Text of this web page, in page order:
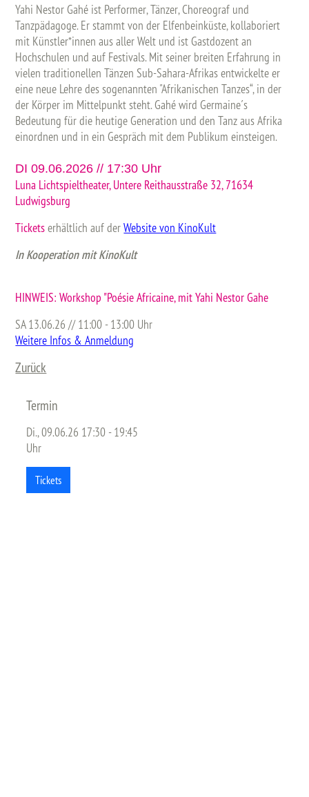
Yahi Nestor Gahé ist Performer, Tänzer, Choreograf und
Tanzpädagoge. Er stammt von der Elfenbeinküste, kollaboriert
mit Künstler*innen aus aller Welt und ist Gastdozent an
Hochschulen und auf Festivals. Mit seiner breiten Erfahrung in
vielen traditionellen Tänzen Sub-Sahara-Afrikas entwickelte er
eine neue Lehre des sogenannten "Afrikanischen Tanzes“, in der
der Körper im Mittelpunkt steht. Gahé wird Germaine´s
Bedeutung für die heutige Generation und den Tanz aus Afrika
einordnen und in ein Gespräch mit dem Publikum einsteigen.
DI 09.06.2026 // 17:30 Uhr
Luna Lichtspieltheater, Untere Reithausstraße 32, 71634
Ludwigsburg
Ticketserhältlich auf derWebsite von KinoKult
In Kooperation mit KinoKult
HINWEIS: Workshop "Poésie Africaine, mit Yahi Nestor Gahe
SA 13.06.26 // 11:00 - 13:00 Uhr
Weitere Infos & Anmeldung
Zurück
Termin
Di., 09.06.26 17:30 - 19:45
Uhr
Tickets